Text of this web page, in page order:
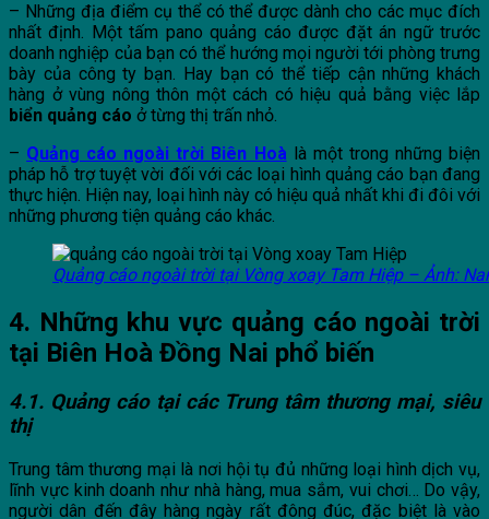
– Những địa điểm cụ thể có thể được dành cho các mục đích
nhất định. Một tấm pano quảng cáo được đặt án ngữ trước
doanh nghiệp của bạn có thể hướng mọi người tới phòng trưng
bày của công ty bạn. Hay bạn có thể tiếp cận những khách
hàng ở vùng nông thôn một cách có hiệu quả bằng việc lắp
biển quảng cáo ở từng thị trấn nhỏ.
– Quảng cáo ngoài trời Biên Hoà là một trong những biện
pháp hỗ trợ tuyệt vời đối với các loại hình quảng cáo bạn đang
thực hiện. Hiện nay, loại hình này có hiệu quả nhất khi đi đôi với
những phương tiện quảng cáo khác.
Quảng cáo ngoài trời tại Vòng xoay Tam Hiệp – Ảnh:
4. Những khu vực quảng cáo ngoài trời
tại Biên Hoà Đồng Nai phổ biến
4.1. Quảng cáo tại các Trung tâm thương mại, siêu
thị
Trung tâm thương mại là nơi hội tụ đủ những loại hình dịch vụ,
lĩnh vực kinh doanh như nhà hàng, mua sắm, vui chơi… Do vậy,
người dân đến đây hàng ngày rất đông đúc, đặc biệt là vào